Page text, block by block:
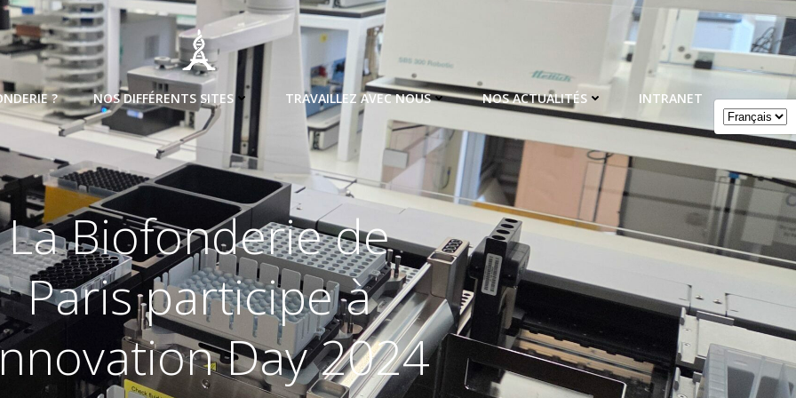
? NOS DIFFÉRENTS SITES TRAVAILLEZ AVEC NOUS NOS ACTUALITÉS INTRANET
La Biofonderie de
Paris participe à
Day 2024